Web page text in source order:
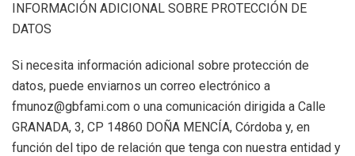
INFORMACIÓN ADICIONAL SOBRE PROTECCIÓN DE
DATOS
Si necesita información adicional sobre protección de
datos, puede enviarnos un correo electrónico a
fmunoz@gbfami.com o una comunicación dirigida a Calle
GRANADA, 3, CP 14860 DOÑA MENCÍA, Córdoba y, en
función del tipo de relación que tenga con nuestra entidad y